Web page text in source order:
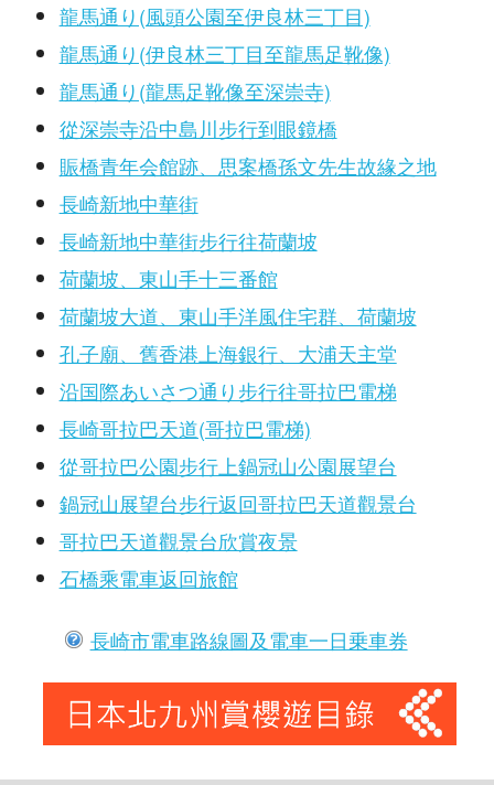
龍馬通り(風頭公園至伊良林三丁目)
龍馬通り(伊良林三丁目至龍馬足靴像)
龍馬通り(龍馬足靴像至深崇寺)
從深崇寺沿中島川步行到眼鏡橋
賑橋青年会館跡、思案橋孫文先生故緣之地
長崎新地中華街
長崎新地中華街步行往荷蘭坡
荷蘭坡、東山手十三番館
荷蘭坡大道、東山手洋風住宅群、荷蘭坡
孔子廟、舊香港上海銀行、大浦天主堂
沿国際あいさつ通り步行往哥拉巴電梯
長崎哥拉巴天道(哥拉巴電梯)
從哥拉巴公園步行上鍋冠山公園展望台
鍋冠山展望台步行返回哥拉巴天道觀景台
哥拉巴天道觀景台欣賞夜景
石橋乘電車返回旅館
長崎市電車路線圖及電車一日乗車券